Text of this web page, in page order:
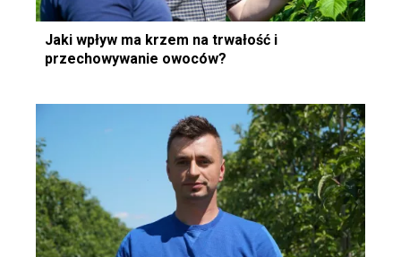
Jaki wpływ ma krzem na trwałość i
przechowywanie owoców?